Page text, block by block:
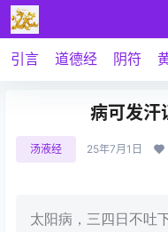
引言 道德经 阴符
病可发汗
汤液经 25年7月1日
太阳病，三四日不吐